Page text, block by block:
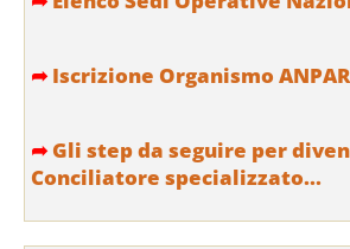
➦ Iscrizione Organismo
➦ Gli step da seguire per
Conciliatore specializzato...